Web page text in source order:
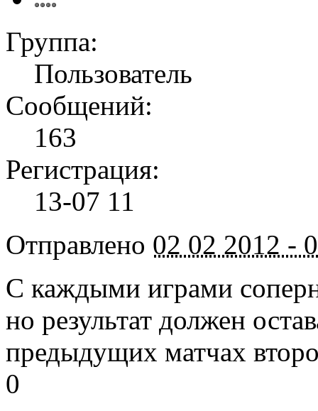
Группа:
Пользователь
Сообщений:
163
Регистрация:
13-07 11
Отправлено 02 02 2012 -
С каждыми играми
но результат должен
предыдущих матчах
0